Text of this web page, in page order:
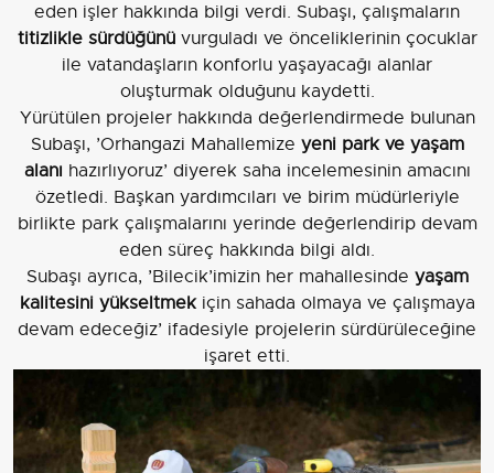
eden işler hakkında bilgi verdi. Subaşı, çalışmaların
titizlikle sürdüğünüvurguladı ve önceliklerinin çocuklar
ile vatandaşların konforlu yaşayacağı alanlar
oluşturmak olduğunu kaydetti.
Yürütülen projeler hakkında değerlendirmede bulunan
Subaşı, ’Orhangazi Mahallemize yeni park ve yaşam
alanı hazırlıyoruz’ diyerek saha incelemesinin amacını
özetledi. Başkan yardımcıları ve birim müdürleriyle
birlikte park çalışmalarını yerinde değerlendirip devam
eden süreç hakkında bilgi aldı.
Subaşı ayrıca, ’Bilecik’imizin her mahallesinde yaşam
kalitesini yükseltmekiçin sahada olmaya ve çalışmaya
devam edeceğiz’ ifadesiyle projelerin sürdürüleceğine
işaret etti.